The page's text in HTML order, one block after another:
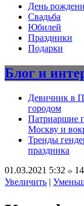
День
Свадьба
Юбилей
Праздники
Подарки
Блог и
Девичник в
городом
Патриаршие
Москву и
Тренды
праздника
01.03.2021 5:32
Увеличить |